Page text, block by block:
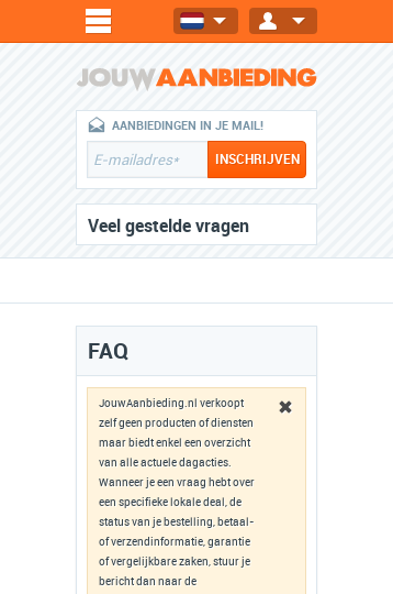
AANBIEDINGEN IN JE MAIL!
Veel gestelde vragen
FAQ
JouwAanbieding.nl verkoopt
zelf geen producten of diensten
maar biedt enkel een overzicht
van alle actuele dagacties.
Wanneer je een vraag hebt over
een specifieke lokale deal, de
status van je bestelling, betaal-
of verzendinformatie, garantie
of vergelijkbare zaken, stuur je
bericht dan naar de